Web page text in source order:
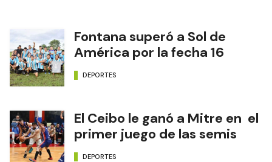
Fontana superó a Sol de
América por la fecha 16
DEPORTES
El Ceibo le ganó a Mitre en el
primer juego de las semis
DEPORTES